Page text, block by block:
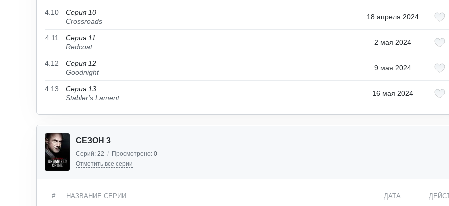
4.10
Серия 10
Crossroads
18 апреля 2024
4.11
Серия 11
Redcoat
2 мая 2024
4.12
Серия 12
Goodnight
9 мая 2024
4.13
Серия 13
Stabler's Lament
16 мая 2024
СЕЗОН 3
Серий: 22 / Просмотрено: 0
Отметить все серии
# НАЗВАНИЕ СЕРИИ ДАТА